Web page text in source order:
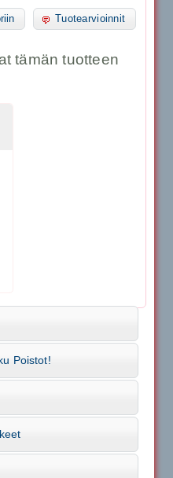
Tuotearvioinnit
tämän tuotteen
Poistot!